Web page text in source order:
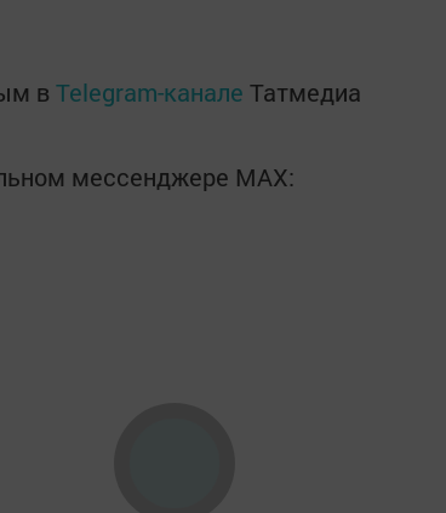
в Telegram-канале Татмедиа
мессенджере MАХ: